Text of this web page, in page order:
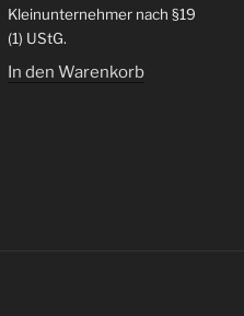
Kleinunternehmer nach §19
(1) UStG.
In den Warenkorb